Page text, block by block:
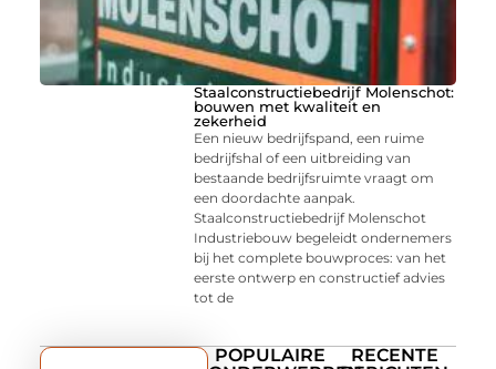
Staalconstructiebedrijf Molenschot:
bouwen met kwaliteit en
zekerheid
Een nieuw bedrijfspand, een ruime
bedrijfshal of een uitbreiding van
bestaande bedrijfsruimte vraagt om
een doordachte aanpak.
Staalconstructiebedrijf Molenschot
Industriebouw begeleidt ondernemers
bij het complete bouwproces: van het
eerste ontwerp en constructief advies
tot de
POPULAIRE
RECENTE